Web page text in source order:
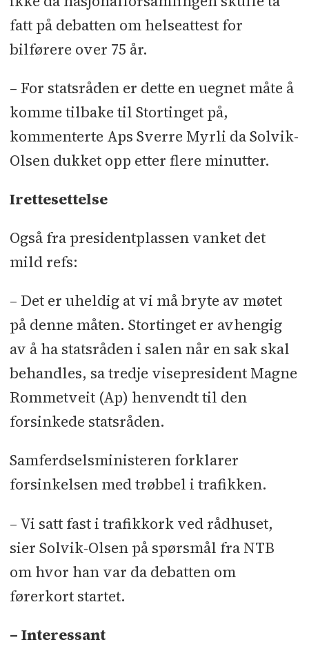
fatt på debatten om helseattest for
bilførere over 75 år.
– For statsråden er dette en uegnet måte å
komme tilbake til Stortinget på,
kommenterte Aps Sverre Myrli da Solvik-
Olsen dukket opp etter flere minutter.
Irettesettelse
Også fra presidentplassen vanket det
mild refs:
– Det er uheldig at vi må bryte av møtet
på denne måten. Stortinget er avhengig
av å ha statsråden i salen når en sak skal
behandles, sa tredje visepresident Magne
Rommetveit (Ap) henvendt til den
forsinkede statsråden.
Samferdselsministeren forklarer
forsinkelsen med trøbbel i trafikken.
– Vi satt fast i trafikkork ved rådhuset,
sier Solvik-Olsen på spørsmål fra NTB
om hvor han var da debatten om
førerkort startet.
– Interessant